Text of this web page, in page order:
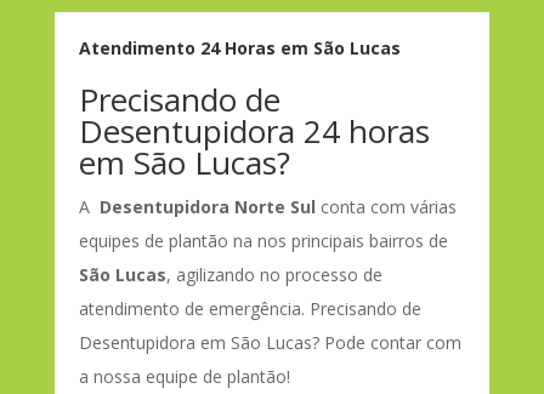
Atendimento 24 Horas em São Lucas
Precisando de
Desentupidora 24 horas
em São Lucas?
A Desentupidora Norte Sul conta com várias
equipes de plantão na nos principais bairros de
São Lucas, agilizando no processo de
atendimento de emergência. Precisando de
Desentupidora em São Lucas? Pode contar com
a nossa equipe de plantão!